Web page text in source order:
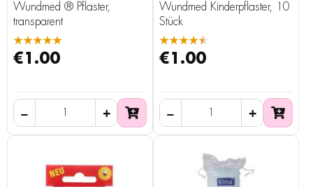
Wundmed ® Pflaster,
transparent
★★★★★
€1.00
Wundmed Kinderpflaster, 10
Stück
★★★★★
€1.00